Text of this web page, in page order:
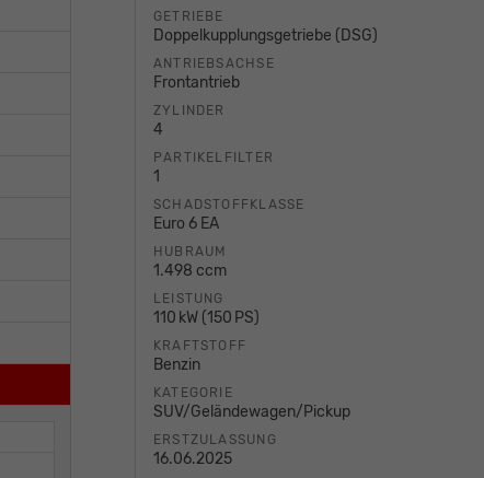
GETRIEBE
Doppelkupplungsgetriebe (DSG)
ANTRIEBSACHSE
Frontantrieb
ZYLINDER
4
PARTIKELFILTER
1
SCHADSTOFFKLASSE
Euro 6 EA
HUBRAUM
1.498 ccm
LEISTUNG
110 kW (150 PS)
KRAFTSTOFF
Benzin
KATEGORIE
SUV/Geländewagen/Pickup
ERSTZULASSUNG
16.06.2025